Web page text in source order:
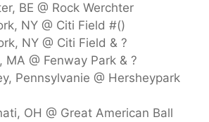
BE @ Rock Werchter
NY @ Citi Field #()
NY @ Citi Field & ?
MA @ Fenway Park & ​​?
Pennsylvanie @ Hersheypark
OH @ Great American Ball